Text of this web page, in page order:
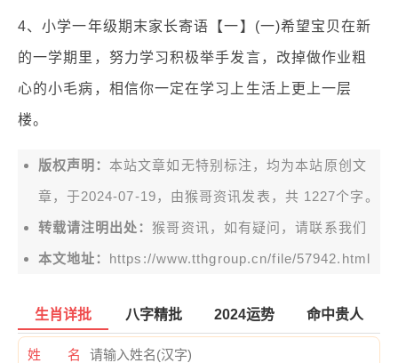
4、小学一年级期末家长寄语【一】(一)希望宝贝在新
的一学期里，努力学习积极举手发言，改掉做作业粗
心的小毛病，相信你一定在学习上生活上更上一层
楼。
版权声明： 本站文章如无特别标注，均为本站原创文
章，于2024-07-19，由猴哥资讯 发表，共 1227个字。
转载请注明出处：猴哥资讯，如有疑问，请联系我们
本文地址： https://www.tthgroup.cn/file/57942.html
生肖详批 八字精批 2024运势 命中贵人
姓 名